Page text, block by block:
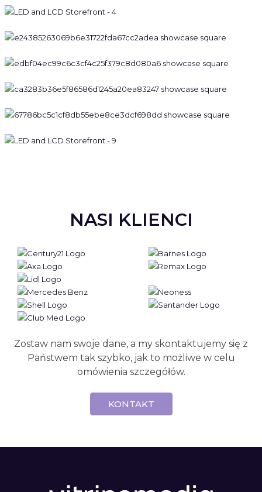
NASI KLIENCI
Zostaw nam swoje dane, a my skontaktujemy się z
Państwem tak szybko, jak to możliwe w celu
omówienia szczegółów.
KONTAKT